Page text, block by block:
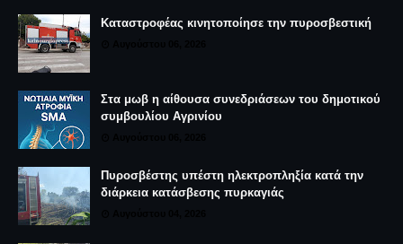
Καταστροφέας κινητοποίησε την πυροσβεστική
Στα μωβ η αίθουσα συνεδριάσεων του δημοτικού
συμβουλίου Αγρινίου
Πυροσβέστης υπέστη ηλεκτροπληξία κατά την
διάρκεια κατάσβεσης πυρκαγιάς